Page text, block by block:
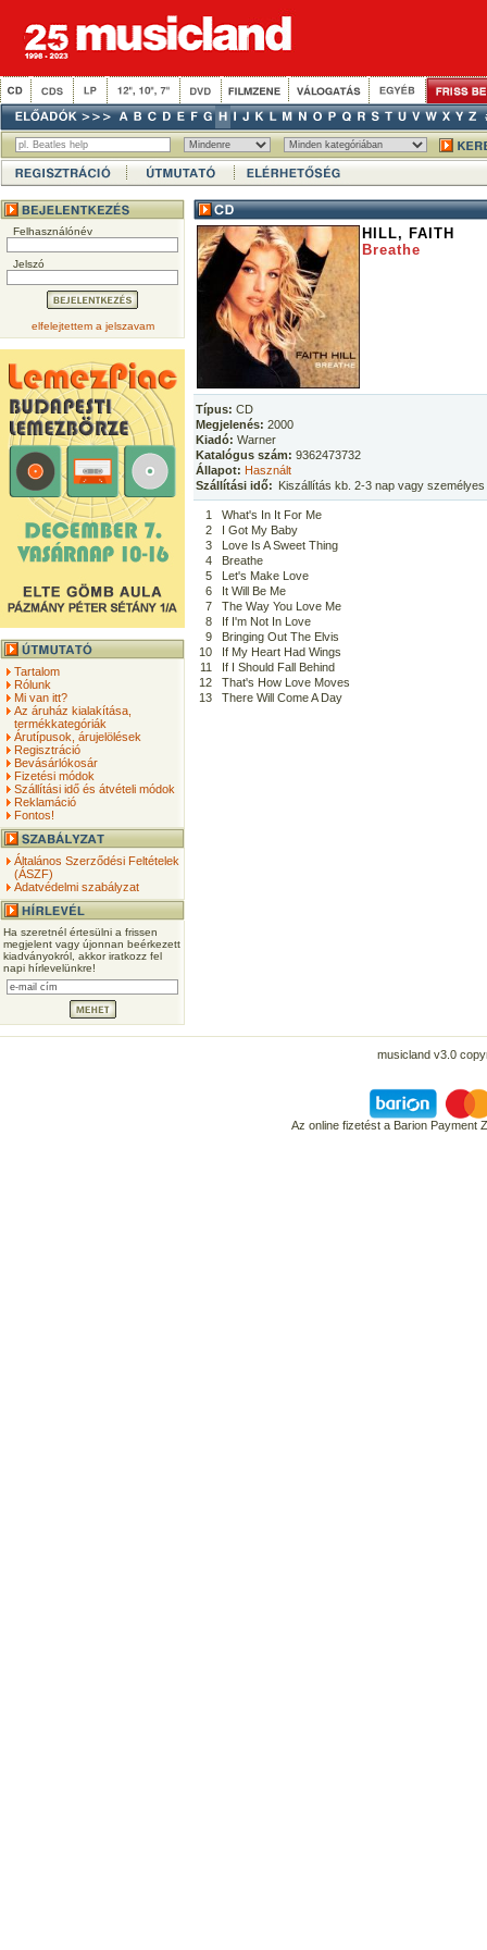
Felhasználónév
Jelszó
elfelejtettem a jelszavam
Tartalom
Rólunk
Mi van itt?
Az áruház kialakítása,
termékkategóriák
Árutípusok, árujelölések
Regisztráció
Bevásárlókosár
Fizetési módok
Szállítási idő és átvételi módok
Reklamáció
Fontos!
Általános Szerződési Feltételek
(ÁSZF)
Adatvédelmi szabályzat
Ha szeretnél értesülni a frissen
megjelent vagy újonnan beérkezett
kiadványokról, akkor iratkozz fel
napi hírlevelünkre!
HILL, FAITH
Breathe
Típus: CD
Megjelenés: 2000
Kiadó: Warner
Katalógus szám: 9362473732
Állapot: Használt
Szállítási idő: Kiszállítás kb. 2-3 nap vagy
1
What's In It For Me
2
I Got My Baby
3
Love Is A Sweet Thing
4
Breathe
5
Let's Make Love
6
It Will Be Me
7
The Way You Love Me
8
If I'm Not In Love
9
Bringing Out The Elvis
10
If My Heart Had Wings
11
If I Should Fall Behind
12
That's How Love Moves
13
There Will Come A Day
musicland v3.0
Az online fizetést a Barion Payment